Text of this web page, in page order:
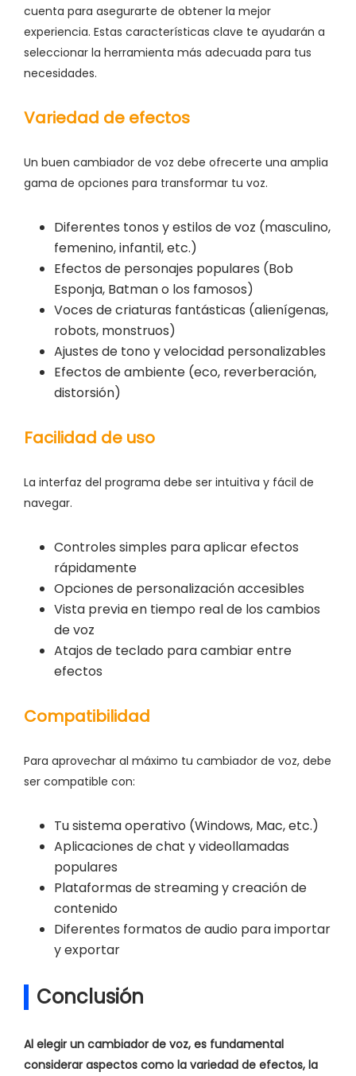
cuenta para asegurarte de obtener la mejor
experiencia. Estas características clave te ayudarán a
seleccionar la herramienta más adecuada para tus
necesidades.
Variedad de efectos
Un buen cambiador de voz debe ofrecerte una amplia
gama de opciones para transformar tu voz.
Diferentes tonos y estilos de voz (masculino,
femenino, infantil, etc.)
Efectos de personajes populares (Bob
Esponja, Batman o los famosos)
Voces de criaturas fantásticas (alienígenas,
robots, monstruos)
Ajustes de tono y velocidad personalizables
Efectos de ambiente (eco, reverberación,
distorsión)
Facilidad de uso
La interfaz del programa debe ser intuitiva y fácil de
navegar.
Controles simples para aplicar efectos
rápidamente
Opciones de personalización accesibles
Vista previa en tiempo real de los cambios
de voz
Atajos de teclado para cambiar entre
efectos
Compatibilidad
Para aprovechar al máximo tu cambiador de voz, debe
ser compatible con:
Tu sistema operativo (Windows, Mac, etc.)
Aplicaciones de chat y videollamadas
populares
Plataformas de streaming y creación de
contenido
Diferentes formatos de audio para importar
y exportar
Conclusión
Al elegir un cambiador de voz, es fundamental
considerar aspectos como la variedad de efectos, la